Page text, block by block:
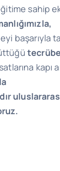
sahip
başarıyla
kapı